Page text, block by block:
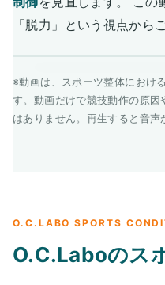
「脱力」という視点から
※動画は、スポーツ整体におけ
す。動画だけで競技動作の原
はありません。再生すると音声
O.C.LABO SPORTS
O.C.Laboのス